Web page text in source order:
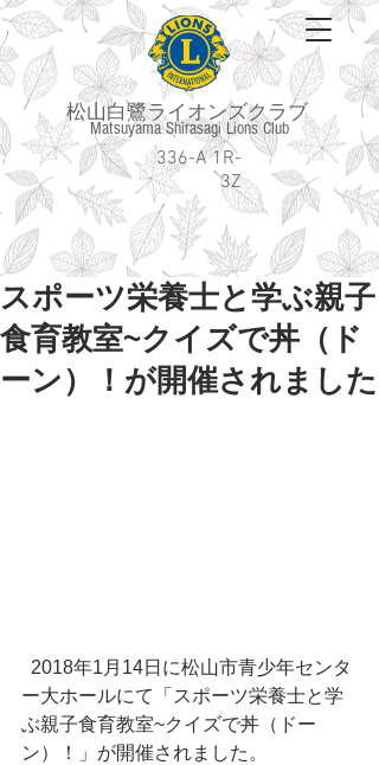
松山白鷺ライオンズクラブ
Matsuyama Shirasagi Lions Club
336-A 1R-
3Z
スポーツ栄養士と学ぶ親子
食育教室~クイズで丼（ド
ーン）！が開催されました
ー大ホールにて「スポーツ栄養士と学
ぶ親子食育教室~クイズで丼（ドー
ン）！」が開催されました。